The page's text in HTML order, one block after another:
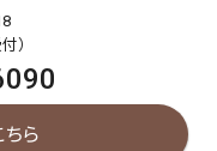
）
ら